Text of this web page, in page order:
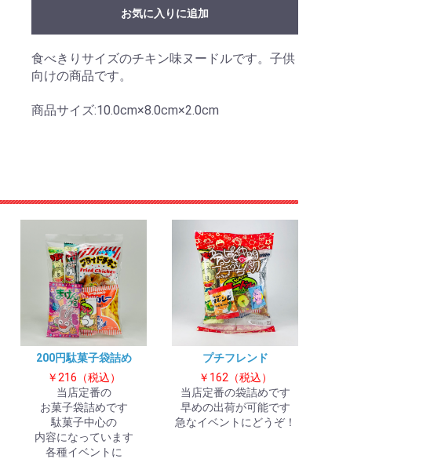
お気に入りに追加
食べきりサイズのチキン味ヌードルです。子供
向けの商品です。
商品サイズ:10.0cm×8.0cm×2.0cm
200円駄菓子袋詰め
￥216（税込）
当店定番の
お菓子袋詰めです
駄菓子中心の
内容になっています
各種イベントに
プチフレンド
￥162（税込）
当店定番の袋詰めです
早めの出荷が可能です
急なイベントにどうぞ！